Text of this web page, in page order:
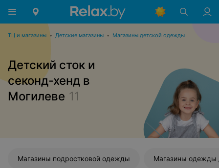
ТЦ и магазины • Детские магазины • Магазины детской одежды
Детский сток и
секонд-хенд в
Могилеве 11
Магазины подростковой одежды